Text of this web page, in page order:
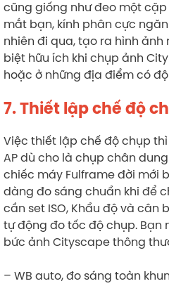
cũng giống như đeo một
mắt bạn, kính phân cực
nhiên đi qua, tạo ra hình
biệt hữu ích khi chụp ảnh
hoặc ở những địa điểm có
7. Thiết lập chế độ
Việc thiết lập chế độ chụp
AP dù cho là chụp chân
chiếc máy Fulframe đời mới
dàng đo sáng chuẩn khi để
cần set ISO, Khẩu độ và cân
tự động đo tốc độ chụp. Bạn
bức ảnh Cityscape thông
– WB auto, đo sáng toàn